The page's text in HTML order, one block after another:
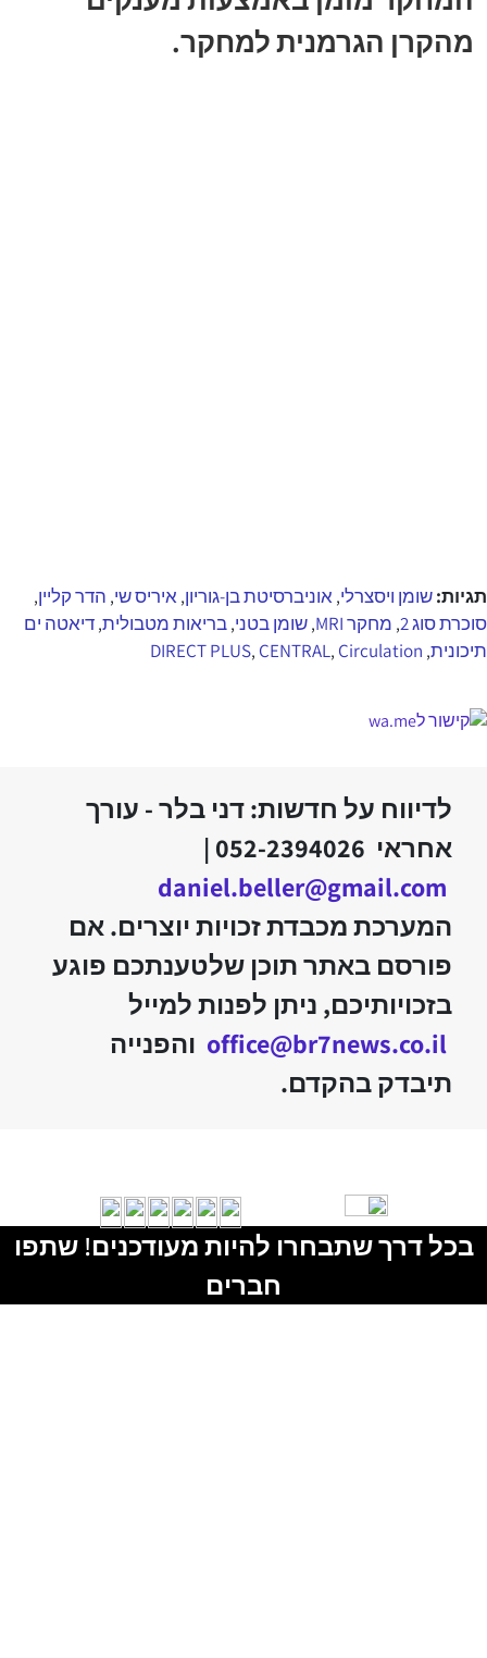
מהקרן הגרמנית למחקר.
תגיות:שומן ויסצרלי,אוניברסיטת בן-גוריון,איריס שי, הדר קליין,
סוכרת סוג 2 , מחקר MRI ,שומן בטני,בריאות מטבולית,דיאטה ים
תיכונית,
DIRECT PLUS, CENTRAL, Circulation
לדיווח על חדשות: דני בלר - עורך
אחראי 052-2394026 |
daniel.beller@gmail.com
המערכת מכבדת זכויות יוצרים. אם
פורסם באתר תוכן שלטענתכם פוגע
בזכויותיכם, ניתן לפנות למייל
office@br7news.co.il והפנייה
תיבדק בהקדם.
בכל דרך שתבחרו להיות מעודכנים! שתפו
חברים